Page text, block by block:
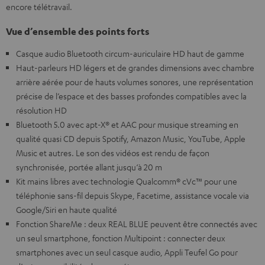
encore télétravail.
Vue d’ensemble des points forts
Casque audio Bluetooth circum-auriculaire HD haut de gamme
Haut-parleurs HD légers et de grandes dimensions avec chambre
arrière aérée pour de hauts volumes sonores, une représentation
précise de l’espace et des basses profondes compatibles avec la
résolution HD
Bluetooth 5.0 avec apt-X® et AAC pour musique streaming en
qualité quasi CD depuis Spotify, Amazon Music, YouTube, Apple
Music et autres. Le son des vidéos est rendu de façon
synchronisée, portée allant jusqu‘à 20 m
Kit mains libres avec technologie Qualcomm® cVc™ pour une
téléphonie sans-fil depuis Skype, Facetime, assistance vocale via
Google/Siri en haute qualité
Fonction ShareMe : deux REAL BLUE peuvent être connectés avec
un seul smartphone, fonction Multipoint : connecter deux
smartphones avec un seul casque audio, Appli Teufel Go pour